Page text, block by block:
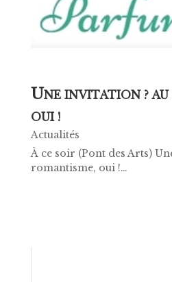
UNE INVITATION ?
OUI !
Actualités
À ce soir (Pont des Arts)
romantisme, oui !…